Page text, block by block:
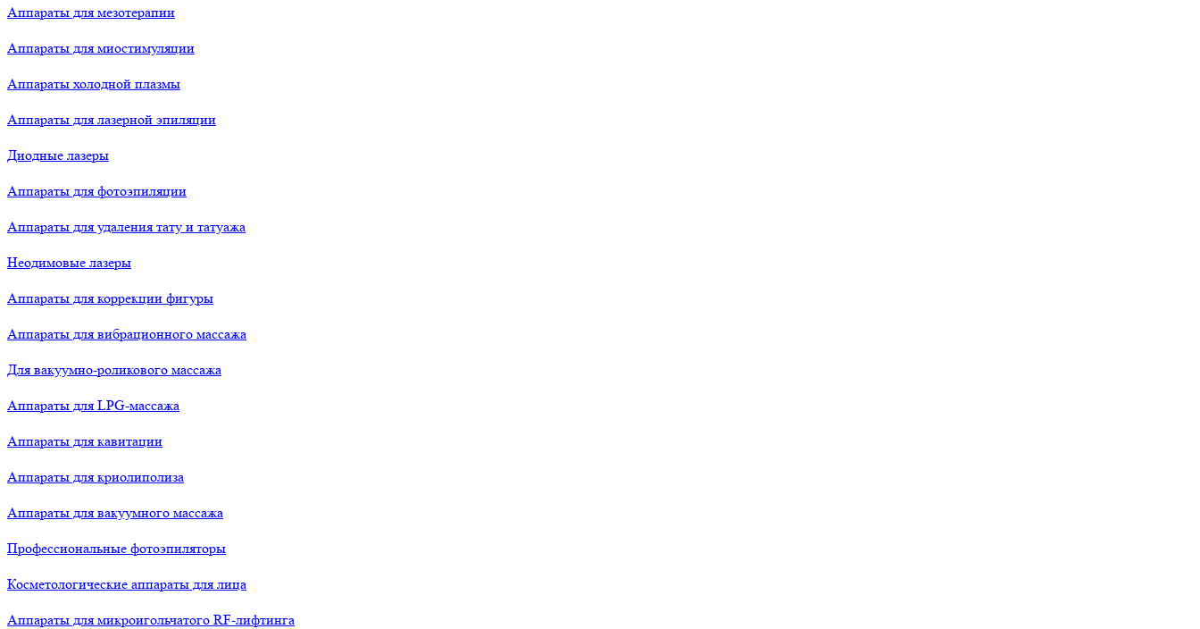
Аппараты для мезотерапии
Аппараты для миостимуляции
Аппараты холодной плазмы
Аппараты для лазерной эпиляции
Диодные лазеры
Аппараты для фотоэпиляции
Аппараты для удаления тату и татуажа
Неодимовые лазеры
Аппараты для коррекции фигуры
Аппараты для вибрационного массажа
Для вакуумно-роликового массажа
Аппараты для LPG-массажа
Аппараты для кавитации
Аппараты для криолиполиза
Аппараты для вакуумного массажа
Профессиональные фотоэпиляторы
Косметологические аппараты для лица
Аппараты для микроигольчатого RF-лифтинга